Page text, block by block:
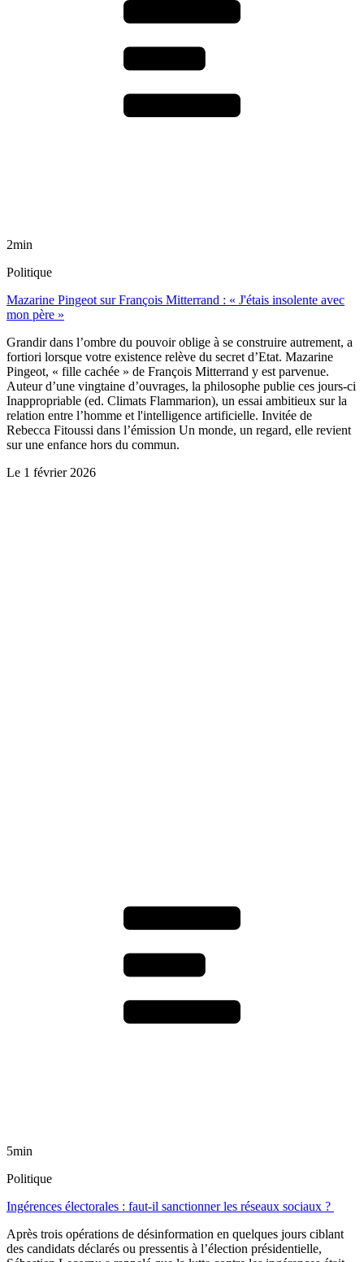
2min
Politique
Mazarine Pingeot sur François Mitterrand : « J'étais insolente avec
mon père »
Grandir dans l’ombre du pouvoir oblige à se construire autrement, a
fortiori lorsque votre existence relève du secret d’Etat. Mazarine
Pingeot, « fille cachée » de François Mitterrand y est parvenue.
Auteur d’une vingtaine d’ouvrages, la philosophe publie ces jours-ci
Inappropriable (ed. Climats Flammarion), un essai ambitieux sur la
relation entre l’homme et l'intelligence artificielle. Invitée de
Rebecca Fitoussi dans l’émission Un monde, un regard, elle revient
sur une enfance hors du commun.
Le 1 février 2026
5min
Politique
Ingérences électorales : faut-il sanctionner les réseaux sociaux ?
Après trois opérations de désinformation en quelques jours ciblant
des candidats déclarés ou pressentis à l’élection présidentielle,